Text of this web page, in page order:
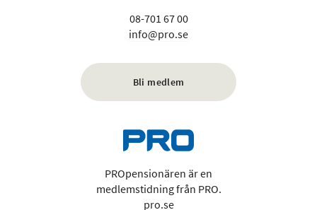
08-701 67 00
info@pro.se
Bli medlem
PROpensionären är en
medlemstidning från PRO.
pro.se